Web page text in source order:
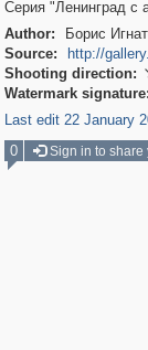
Серия "Ленинград с
Author:
Борис
Source:
http://
Shooting direction:
Watermark signature:
Last edit 22 January
0
Sign in to share